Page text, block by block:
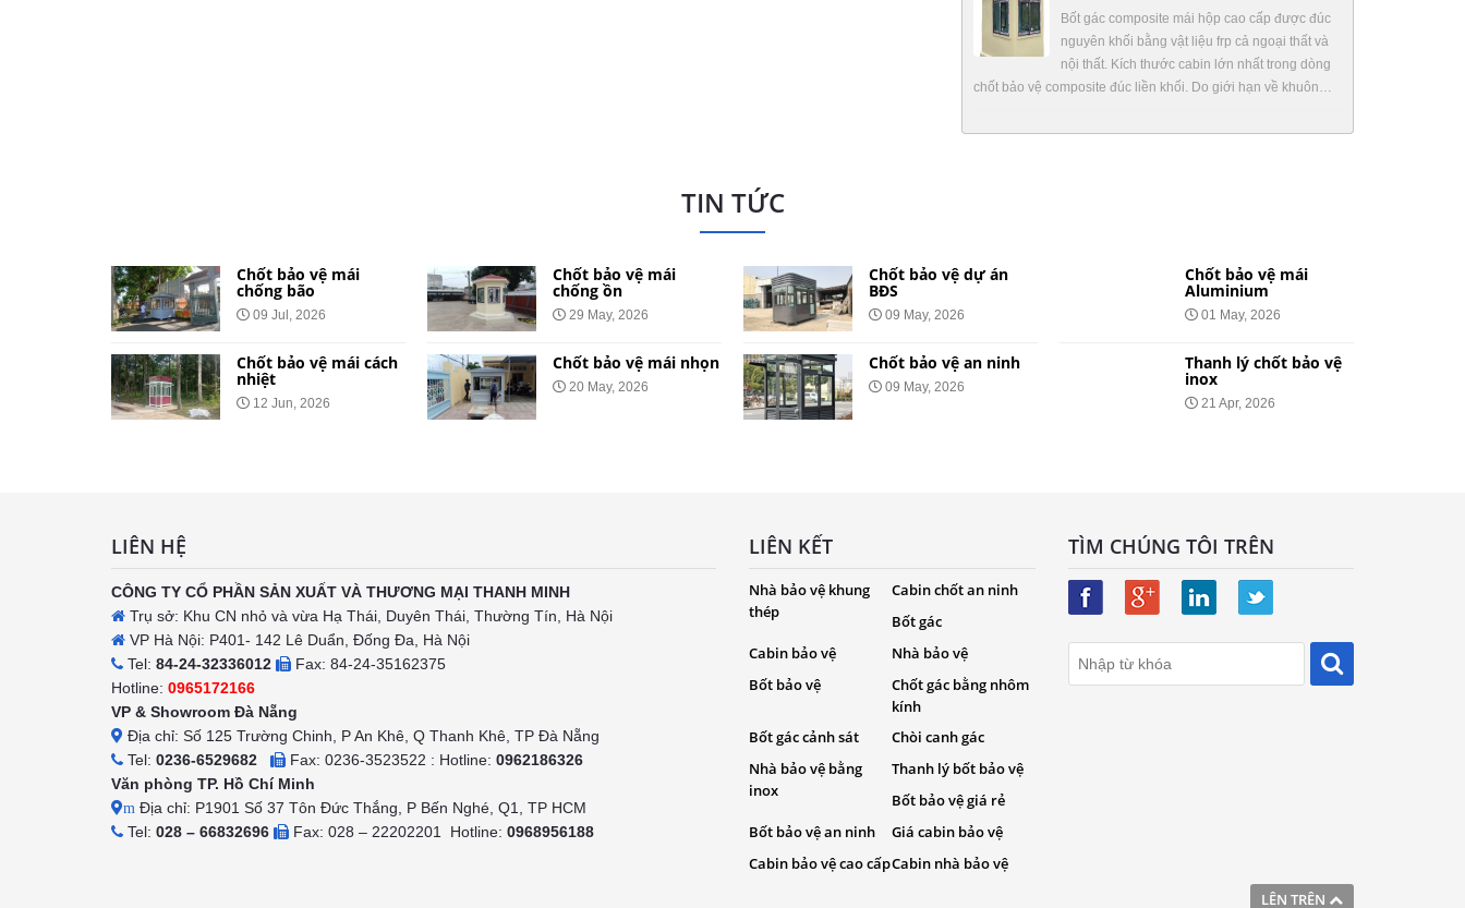
Bốt gác composite mái hộp cao cấp được đúc
nguyên khối bằng vật liệu frp cả ngoại thất và
nội thất. Kích thước cabin lớn nhất trong dòng
chốt bảo vệ composite đúc liền khối. Do giới hạn về khuôn…
TIN TỨC
Chốt bảo vệ mái
chống bão
09 Jul, 2026
Chốt bảo vệ mái cách
nhiệt
12 Jun, 2026
Chốt bảo vệ mái
chống ồn
29 May, 2026
Chốt bảo vệ mái nhọn
20 May, 2026
Chốt bảo vệ dự án
BĐS
09 May, 2026
Chốt bảo vệ an ninh
09 May, 2026
Chốt bảo vệ mái
Aluminium
01 May, 2026
Thanh lý chốt bảo vệ
inox
21 Apr, 2026
LÊN TRÊN
LIÊN HỆ
CÔNG TY CỔ PHẦN SẢN XUẤT VÀ THƯƠNG MẠI THANH MINH
Trụ sở: Khu CN nhỏ và vừa Hạ Thái, Duyên Thái, Thường Tín, Hà Nội
VP Hà Nội: P401- 142 Lê Duẩn, Đống Đa, Hà Nội
Tel: 84-24-32336012
Fax: 84-24-35162375
Hotline: 0965172166
VP & Showroom Đà Nẵng
Địa chỉ: Số 125 Trường Chinh, P An Khê, Q Thanh Khê, TP Đà Nẵng
Tel: 0236-6529682 Fax: 0236-3523522 : Hotline: 0962186326
Văn phòng TP. Hồ Chí Minh
m Địa chỉ: P1901 Số 37 Tôn Đức Thắng, P Bến Nghé, Q1, TP HCM
Tel: 028 – 66832696 Fax: 028 – 22202201 Hotline: 0968956188
LIÊN KẾT
Nhà bảo vệ khung
thép
Cabin chốt an ninh
Bốt gác
Cabin bảo vệ
Nhà bảo vệ
Bốt bảo vệ
Chốt gác bằng nhôm
kính
Bốt gác cảnh sát
Chòi canh gác
Nhà bảo vệ bằng
inox
Thanh lý bốt bảo vệ
Bốt bảo vệ giá rẻ
Bốt bảo vệ an ninh
Giá cabin bảo vệ
Cabin bảo vệ cao cấpCabin nhà bảo vệ
TÌM CHÚNG TÔI TRÊN